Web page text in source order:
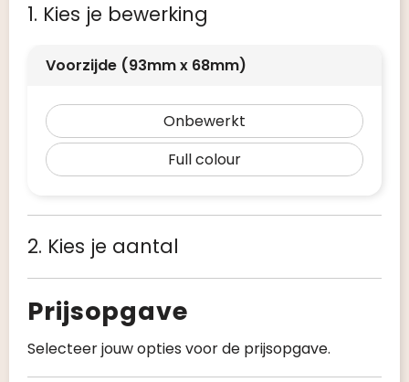
1. Kies je bewerking
Voorzijde (93mm x 68mm)
Onbewerkt
Full colour
2. Kies je aantal
Prijsopgave
Selecteer jouw opties voor de prijsopgave.